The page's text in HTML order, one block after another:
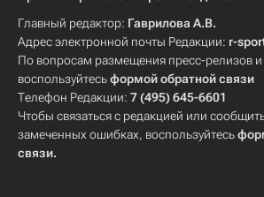
Главный редактор: Гаврилова А.В.
Адрес электронной почты Редакции: r-
По вопросам размещения пресс-релизов
воспользуйтесьформой обратной связи
Телефон Редакции: 7 (495) 645-6601
Чтобы связаться с редакцией или
замеченных ошибках, воспользуйтесь
связи.